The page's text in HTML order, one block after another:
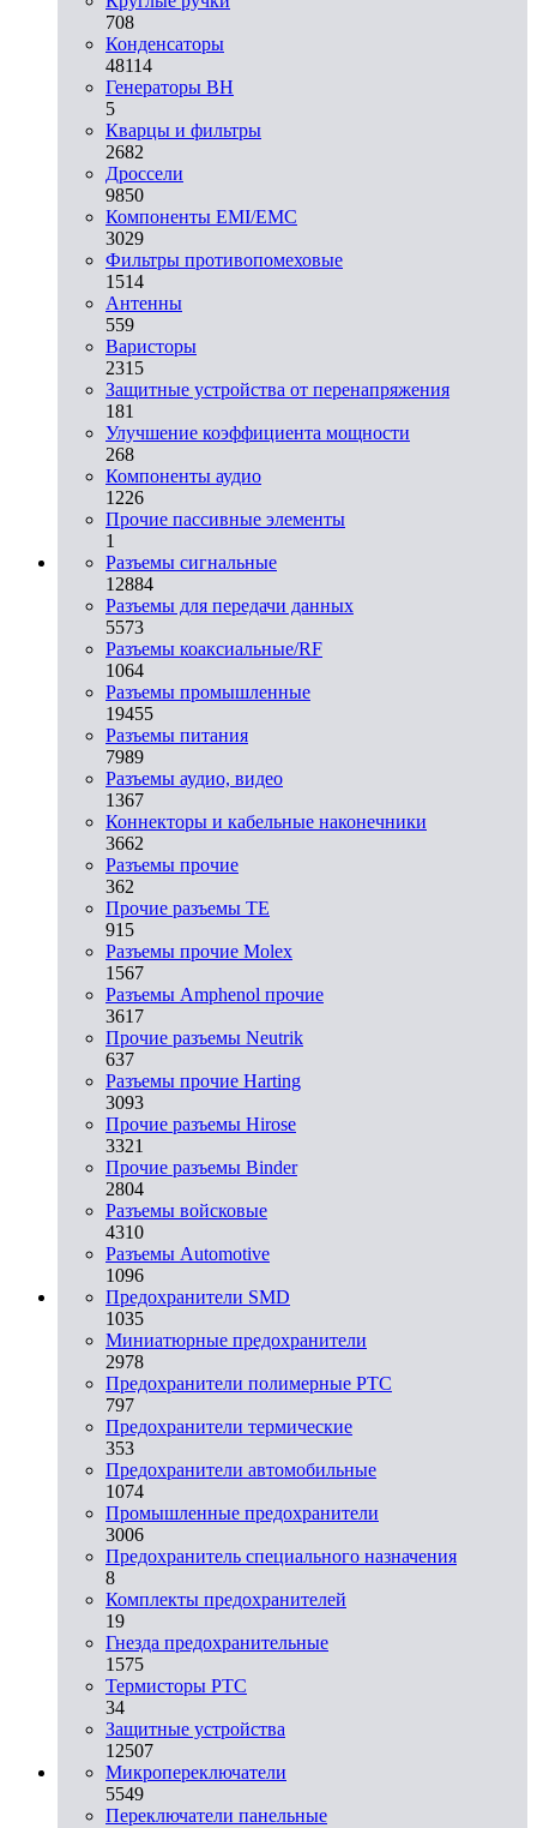
708
Конденсаторы
48114
Генераторы ВН
5
Кварцы и фильтры
2682
Дроссели
9850
Компоненты EMI/EMC
3029
Фильтры противопомеховые
1514
Антенны
559
Варисторы
2315
Защитные устройства от перенапряжения
181
Улучшение коэффициента мощности
268
Компоненты аудио
1226
Прочие пассивные элементы
1
Разъeмы сигнальные
12884
Разъeмы для передачи данных
5573
Разъeмы коаксиальные/RF
1064
Разъeмы промышленные
19455
Разъeмы питания
7989
Разъeмы аудио, видео
1367
Коннекторы и кабельные наконечники
3662
Разъeмы прочие
362
Прочие разъемы TE
915
Разъемы прочие Molex
1567
Разъемы Amphenol прочие
3617
Прочие разъемы Neutrik
637
Разъемы прочие Harting
3093
Прочие разъемы Hirose
3321
Прочие разъемы Binder
2804
Разъемы войсковые
4310
Разъeмы Automotive
1096
Предохранители SMD
1035
Миниатюрные предохранители
2978
Предохранители полимерные PTC
797
Предохранители термические
353
Предохранители автомобильные
1074
Промышленные предохранители
3006
Предохранитель специального назначения
8
Комплекты предохранителей
19
Гнезда предохранительные
1575
Термисторы PTC
34
Защитные устройства
12507
Микропереключатели
5549
Переключатели панельные